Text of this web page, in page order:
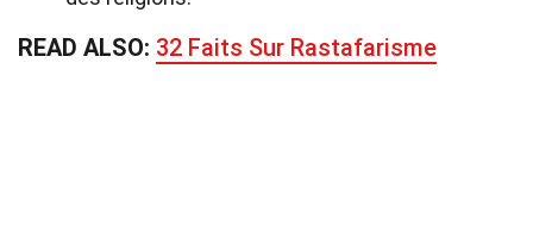
READ ALSO: 32 Faits Sur Rastafarisme